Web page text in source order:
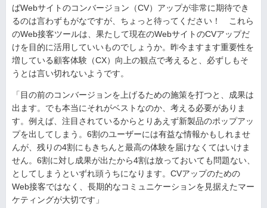
ばWebサイトのコンバージョン（CV）アップが非常に期待でき
るのは言わずもがなですが、ちょっと待ってください！ これら
のWeb接客ツールは、果たして現在のWebサイトのCVアップだ
けを目的に活用していいものでしょうか。昨今ますます重要性を
増している顧客体験（CX）向上の観点で考えると、必ずしもそ
うとは言い切れないようです。
「目の前のコンバージョンを上げるための施策を打つと、成果は
出ます。でも本当にそれがベストなのか、考える必要がありま
す。例えば、注目されているからとりあえず新製品のポップアッ
プを出してしまう。6割のユーザーには有益な情報かもしれませ
んが、残りの4割にもきちんと最高の体験を届けなくてはいけま
せん。6割に対し成果が出たから4割は放っておいても問題ない、
としてしまうといずれ頭うちになります。CVアップのための
Web接客ではなく、長期的なコミュニケーションを見据えたマー
ケティングが大切です」